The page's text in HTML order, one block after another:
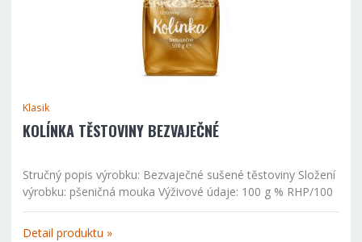
Klasik
KOLÍNKA TĚSTOVINY BEZVAJEČNÉ
Stručný popis výrobku: Bezvaječné sušené těstoviny Složení
výrobku: pšeničná mouka Výživové údaje: 100 g % RHP/100
g energetická hodnota 338 kcal/1516 kJ tuky celkem 1,2 g z
toho nasycené mastné kyseliny 0,2 g sacharidy 74,0 g z...
Detail produktu »